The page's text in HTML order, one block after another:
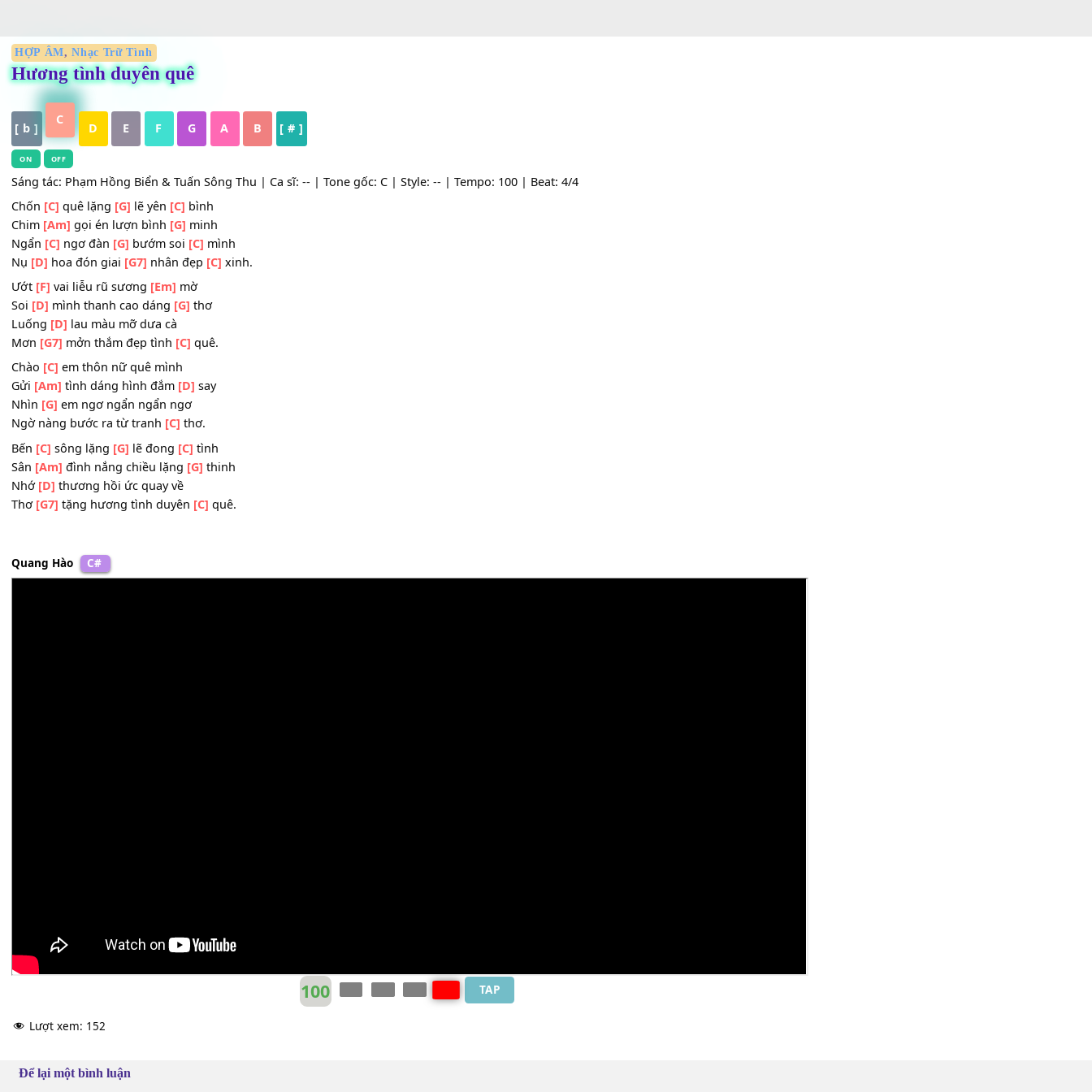
Hương tình duyên quê
[ b ]
C
D E F G A B [ # ]
Sáng tác: Phạm Hồng Biển & Tuấn Sông Thu | Ca sĩ: -- | Tone gốc: C | Style: -- | Tempo: 100 | Beat: 4/4
Chốn [C]quê lặng[G]lẽ yên[C] bình
Chim[Am]gọi én lượn bình[G]
Ngẩn [C]ngơ đàn[G]bướm soi[C]
Nụ[D]hoa đón giai [G7] nhân đẹp
Ướt vai liễu rũ sương [Em]
Soi [D]mình thanh cao dáng[G]thơ
Luống[D]lau màu mỡ dưa cà
Mơn[G7] mởn thắm đẹp tình[C]
Chào[C]em thôn nữ quê mình
Gửi[Am]tình dáng hình đắm[D]say
Nhìn[G]em ngơ ngẩn ngẩn ngơ
Ngờ nàng bước ra từ tranh[C]thơ.
Sân[Am]đình nắng chiều lặng
Nhớ[D]thương hồi ức quay về